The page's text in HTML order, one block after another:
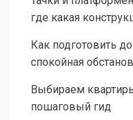
где какая
Как подготовить
спокойная
Выбираем
пошаговый гид